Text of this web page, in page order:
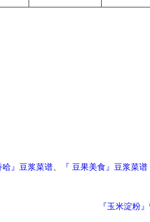
哈』豆浆菜谱、 『 豆果美食』豆浆菜谱
『玉米淀粉